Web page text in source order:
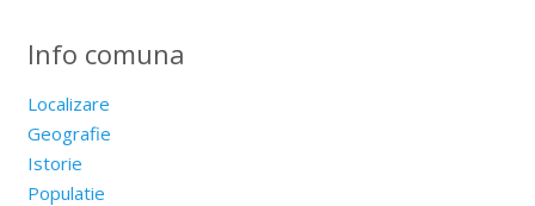
Info comuna
Localizare
Geografie
Istorie
Populatie